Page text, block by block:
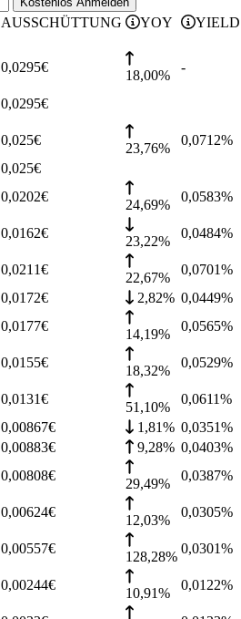
AUSSCHÜTTUNG YOY YIELD
0,0295€
18,00%
-
0,0295€
0,025€
23,76%
0,0712%
0,025€
0,0202€
24,69%
0,0583%
0,0162€
23,22%
0,0484%
0,0211€
22,67%
0,0701%
0,0172€ 2,82% 0,0449%
0,0177€
14,19%
0,0565%
0,0155€
18,32%
0,0529%
0,0131€
51,10%
0,0611%
0,00867€ 1,81% 0,0351%
0,00883€ 9,28% 0,0403%
0,00808€
29,49%
0,0387%
0,00624€
12,03%
0,0305%
0,00557€
128,28%
0,0301%
0,00244€
10,91%
0,0122%